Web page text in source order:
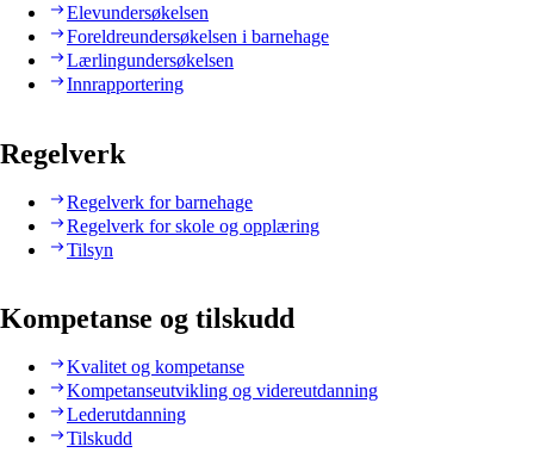
Elevundersøkelsen
Foreldreundersøkelsen i barnehage
Lærlingundersøkelsen
Innrapportering
Regelverk
Regelverk for barnehage
Regelverk for skole og opplæring
Tilsyn
Kompetanse og tilskudd
Kvalitet og kompetanse
Kompetanseutvikling og videreutdanning
Lederutdanning
Tilskudd